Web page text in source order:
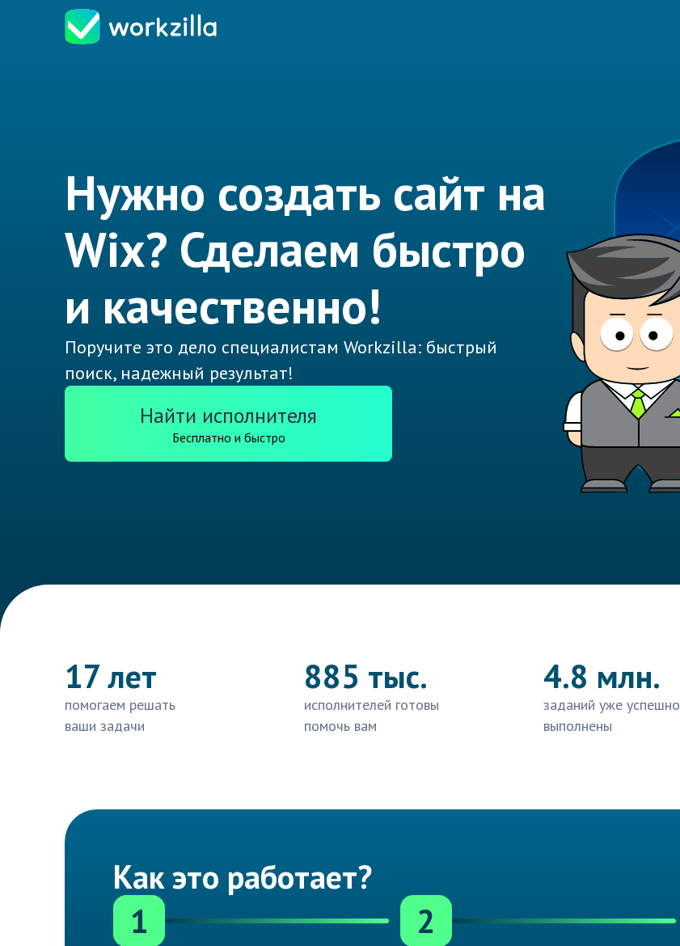
Нужно создать сайт на
Wix? Сделаем быстро
и качественно!
Поручите это дело специалистам Workzilla: быстрый
поиск, надежный результат!
Найти исполнителя
Бесплатно и быстро
17 лет
помогаем решать
ваши задачи
885 тыс.
исполнителей готовы
помочь вам
4.8 млн.
заданий уже успешно
выполнены
Как это работает?
1
2